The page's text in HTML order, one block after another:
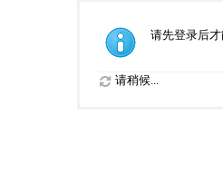
请先登录后
请稍候...